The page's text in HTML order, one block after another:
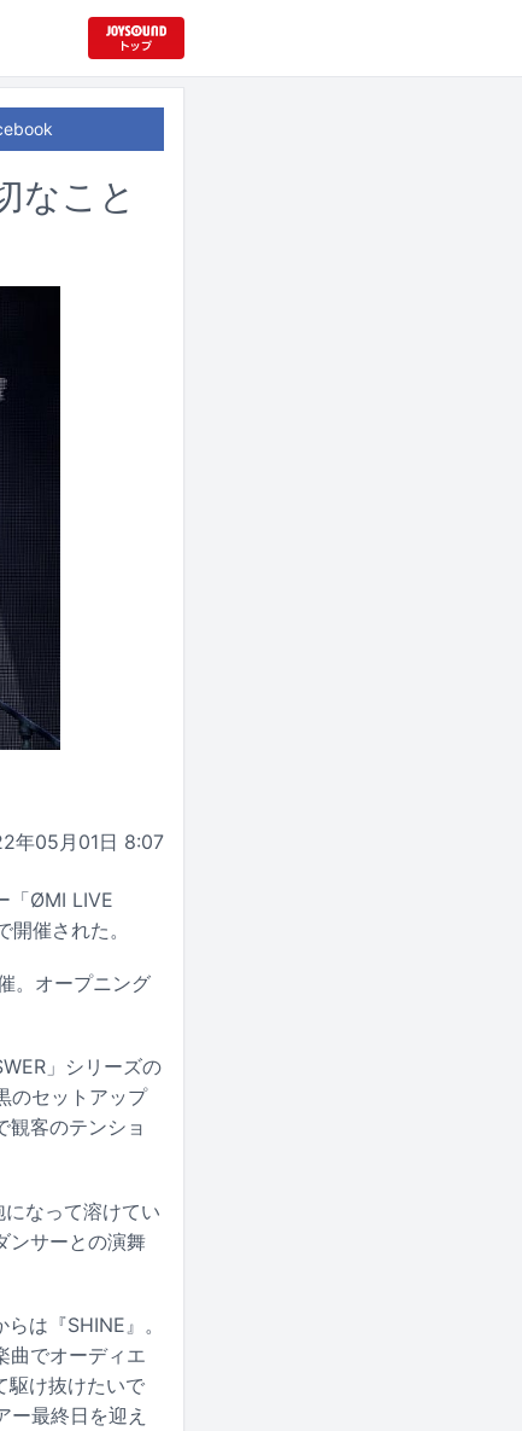
なこと
年05月01日 8:07
「ØMI LIVE
催された。
。オープニング
」シリーズの
のセットアップ
客のテンショ
なって溶けてい
ンサーとの演舞
は『SHINE』。
曲でオーディエ
駆け抜けたいで
最終日を迎え